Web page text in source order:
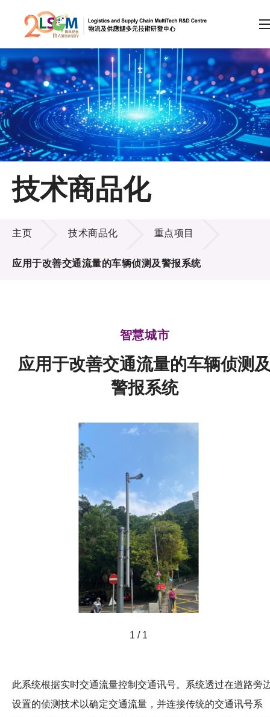
跳到内容（按回车键）
会员登录
A A EN 繁 简
主页
关于LSCM
技术商品化
服务
重点项目
项目及资助计划
科技分享
技术商品化
技术商品化
主页 技术商品化 重点项目
应用于改善交通流量的车辆侦测及警报系统
智慧城市
应用于改善交通流量的车辆侦测
警报系统
1 / 1
此系统根据实时交通流量控制交通讯号。系统透过在道路旁
设置的侦测技术以确定交通流量，并连接传统的交通讯号系